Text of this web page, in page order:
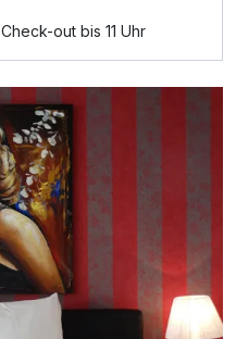
119,00 €
Check-out bis 11 Uhr